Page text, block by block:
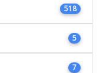
518
5
7